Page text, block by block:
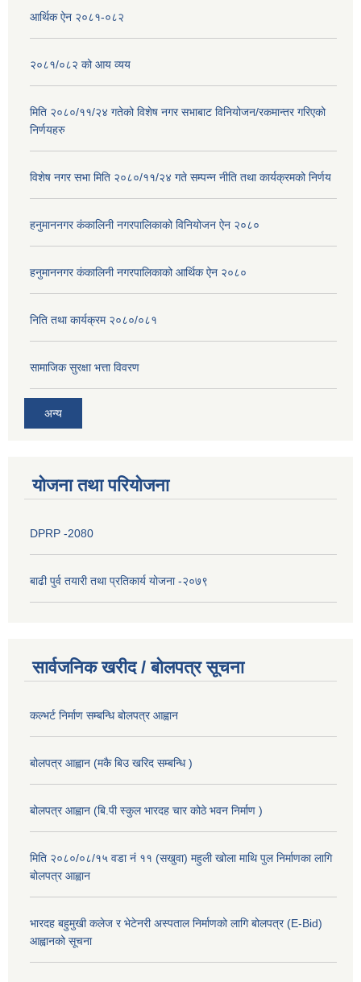
आर्थिक ऐन २०८१-०८२
२०८१/०८२ को आय व्यय
मिति २०८०/११/२४ गतेको विशेष नगर सभाबाट विनियोजन/रकमान्तर गरिएको
निर्णयहरु
विशेष नगर सभा मिति २०८०/११/२४ गते सम्पन्न नीति तथा कार्यक्रमको निर्णय
हनुमाननगर कंकालिनी नगरपालिकाको विनियोजन ऐन २०८०
हनुमाननगर कंकालिनी नगरपालिकाको आर्थिक ऐन २०८०
निति तथा कार्यक्रम २०८०/०८१
सामाजिक सुरक्षा भत्ता विवरण
अन्य
योजना तथा परियोजना
DPRP -2080
बाढी पुर्व तयारी तथा प्रतिकार्य योजना -२०७९
सार्वजनिक खरीद / बोलपत्र सूचना
कल्भर्ट निर्माण सम्बन्धि बोलपत्र आह्वान
बोलपत्र आह्वान (मकै बिउ खरिद सम्बन्धि )
बोलपत्र आह्वान (बि.पी स्कुल भारदह चार कोठे भवन निर्माण )
मिति २०८०/०८/१५ वडा नं ११ (सखुवा) महुली खोला माथि पुल निर्माणका लागि
बोलपत्र आह्वान
भारदह बहुमुखी कलेज र भेटेनरी अस्पताल निर्माणको लागि बोलपत्र (E-Bid)
आह्वानको सूचना